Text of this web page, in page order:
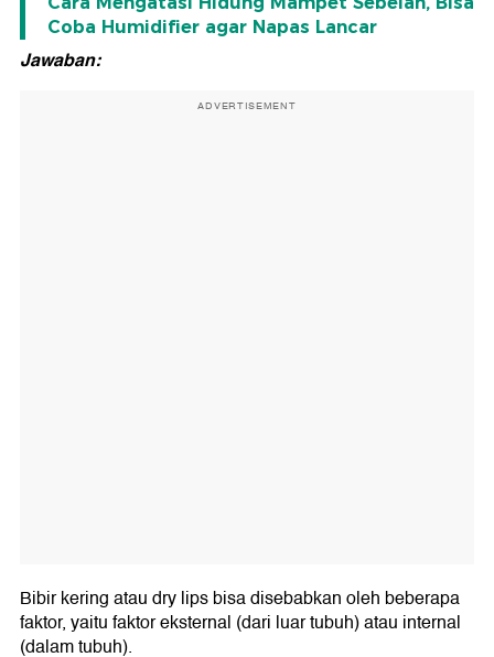
Coba Humidifier agar Napas Lancar
Jawaban:
ADVERTISEMENT
Bibir kering atau dry lips bisa disebabkan oleh beberapa
faktor, yaitu faktor eksternal (dari luar tubuh) atau internal
(dalam tubuh).